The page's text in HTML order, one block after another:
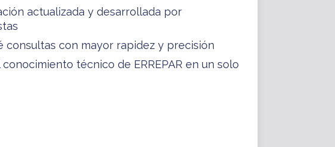
actualizada y desarrollada por
consultas con mayor rapidez y precisión
conocimiento técnico de ERREPAR en un solo